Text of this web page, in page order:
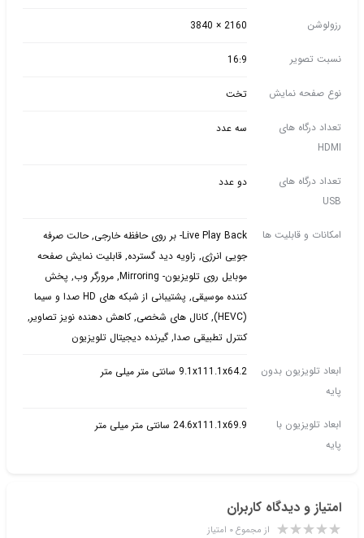
رزولوشن 2160 × 3840
نسبت تصویر 16:9
نوع صفحه نمایش تخت
تعداد درگاه های
HDMI
سه عدد
تعداد درگاه های
USB
دو عدد
امکانات و قابلیت ها
Live Play Back- بر روی حافظه خارجی, حالت صرفه
جویی انرژی, زاویه دید گسترده, قابلیت نمایش صفحه
موبایل روی تلویزیون- Mirroring, مرورگر وب, پخش
کننده موسیقی, پشتیبانی از شبکه های HD صدا و سیما
(HEVC), کانال های شخصی, کاهش دهنده نویز تصاویر,
کنترل تطبیقی صدا, گیرنده دیجیتال تلویزیون
ابعاد تلویزیون بدون
پایه
9.1x111.1x64.2 سانتی متر میلی متر
ابعاد تلویزیون با
پایه
24.6x111.1x69.9 سانتی متر میلی متر
امتیاز و دیدگاه کاربران
از مجموع ۰ امتیاز